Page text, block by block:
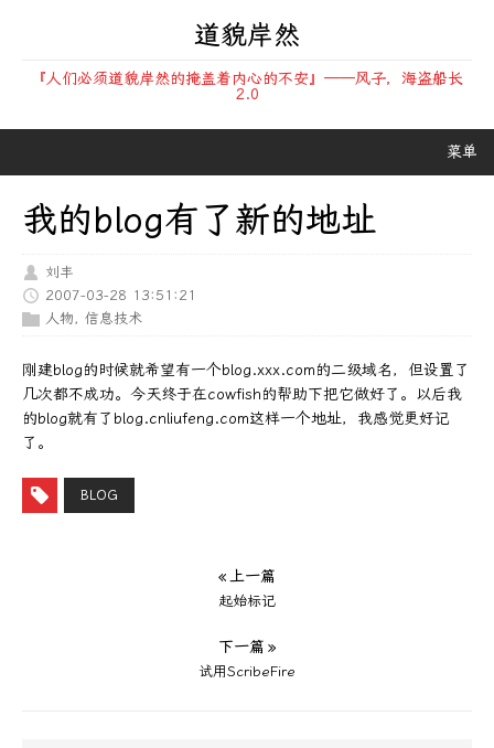
道貌岸然
『人们必须道貌岸然的掩盖着内心的不安』——风子，海盗船长
2.0
菜单
我的blog有了新的地址
刘丰
2007-03-28 13:51:21
人物 , 信息技术
刚建blog的时候就希望有一个blog.xxx.com的二级域名，但设置了
几次都不成功。今天终于在cowfish的帮助下把它做好了。以后我
的blog就有了blog.cnliufeng.com这样一个地址，我感觉更好记
了。
BLOG
« 上一篇
起始标记
下一篇 »
试用ScribeFire